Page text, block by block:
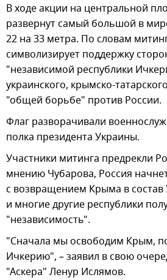
В ходе акции на центральной
развернут самый большой в
22 на 33 метра. По словам
символизирует поддержку
"независимой республики
украинского, крымско-
"общей борьбе" против России.
Флаг разворачивали
полка президента Украины.
Участники митинга предрекли
мнению Чубарова, Россия
с возвращением Крыма в
и многие другие республики
"независимость".
"Сначала мы освободим Крым,
Ичкерию", – заявил в свою
"Аскера" Ленур Ислямов.